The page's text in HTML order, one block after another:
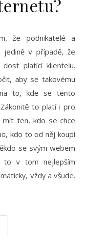
že podnikatelé a
v případě, že
platící klientelu.
aby se takovému
to, kde se tento
to platí i pro
mít ten, kdo se chce
kdo to od něj koupí
se svým webem
to v tom nejlepším
vždy a všude.